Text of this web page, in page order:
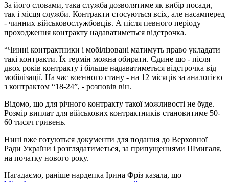
За його словами, така служба дозволятиме як вибір посади,
так і місця служби. Контракти стосуються всіх, але насамперед
- чинних військовослужбовців. А після певного періоду
проходження контракту надаватиметься відстрочка.
“Чинні контрактники і мобілізовані матимуть право укладати
такі контракти. Їх термін можна обирати. Єдине що - після
двох років контракту і більше надаватиметься відстрочка від
мобілізації. На час воєнного стану - на 12 місяців за аналогією
з контрактом “18-24”, - розповів він.
Відомо, що для річного контракту такої можливості не буде.
Розмір виплат для військових контрактників становитиме 50-
60 тисяч гривень.
Нині вже готуються документи для подання до Верховної
Ради України і розглядатиметься, за припущеннями Шмигаля,
на початку нового року.
Нагадаємо, раніше нардепка Ірина Фріз казала, що